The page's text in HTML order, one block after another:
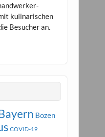
kulinarischen
Besucher an.
Bozen
COVID-19